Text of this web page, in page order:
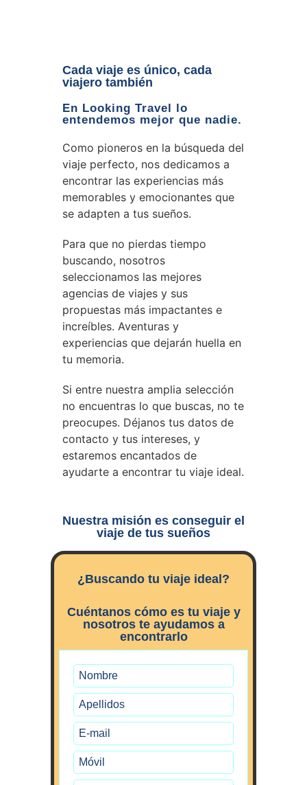
Cada viaje es único, cada
viajero también
En Looking Travel lo
entendemos mejor que nadie.
Como pioneros en la búsqueda del
viaje perfecto, nos dedicamos a
encontrar las experiencias más
memorables y emocionantes que
se adapten a tus sueños.
Para que no pierdas tiempo
buscando, nosotros
seleccionamos las mejores
agencias de viajes y sus
propuestas más impactantes e
increíbles. Aventuras y
experiencias que dejarán huella en
tu memoria.
Si entre nuestra amplia selección
no encuentras lo que buscas, no te
preocupes. Déjanos tus datos de
contacto y tus intereses, y
estaremos encantados de
ayudarte a encontrar tu viaje ideal.
Nuestra misión es conseguir el
viaje de tus sueños
¿Buscando tu viaje ideal?
Cuéntanos cómo es tu viaje y
nosotros te ayudamos a
encontrarlo